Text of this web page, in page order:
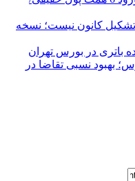
کانون نیست؛ نسخه
باتری در بورس تهران
بهبود نسبی تقاضا در